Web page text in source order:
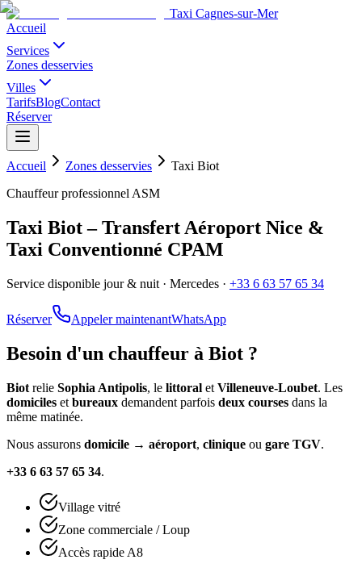
Taxi Cagnes-sur-Mer
Accueil
Services
Zones desservies
Villes
TarifsBlogContact
Réserver
Accueil Zones desservies Taxi Biot
Chauffeur professionnel ASM
Taxi Biot – Transfert Aéroport Nice &
Taxi Conventionné CPAM
Service disponible jour & nuit · Mercedes · +33 6 63 57 65 34
Réserver Appeler maintenantWhatsApp
Besoin d'un chauffeur à Biot ?
Biot relie Sophia Antipolis, le littoral et Villeneuve-Loubet. Les
domiciles et bureaux demandent parfois deux courses dans la
même matinée.
Nous assurons domicile → aéroport, clinique ou gare TGV.
+33 6 63 57 65 34.
Village vitré
Zone commerciale / Loup
Accès rapide A8